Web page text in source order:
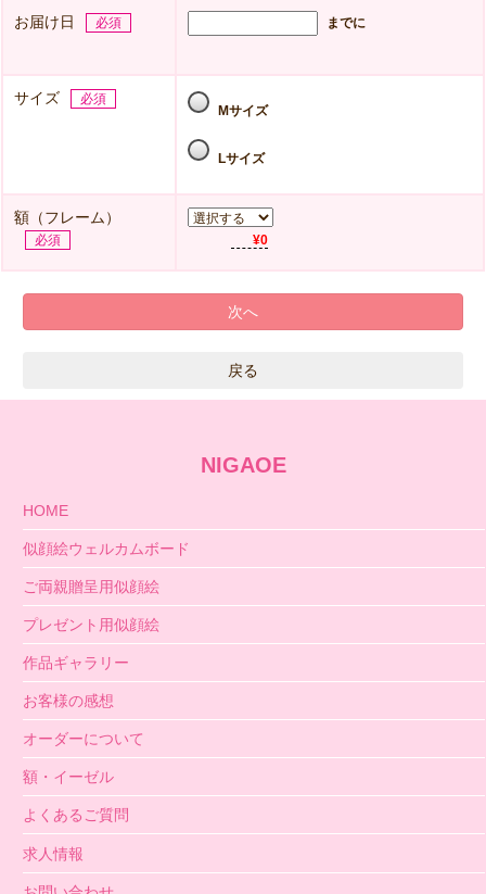
お届け日 必須 までに
サイズ 必須
Mサイズ
Lサイズ
額（フレーム）
必須 ¥0
NIGAOE
HOME
似顔絵ウェルカムボード
ご両親贈呈用似顔絵
プレゼント用似顔絵
作品ギャラリー
お客様の感想
オーダーについて
額・イーゼル
よくあるご質問
求人情報